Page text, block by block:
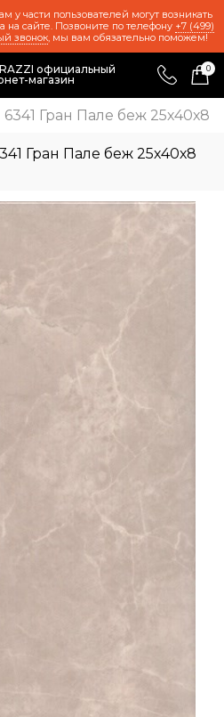
у части пользователей могут возникать
сайте. Позвоните по телефону +7 (499)
звонок, мы вам обязательно поможем!
официальный
магазин
0
6341 Гран Пале беж 25х40х8
Гран Пале беж 25х40х8